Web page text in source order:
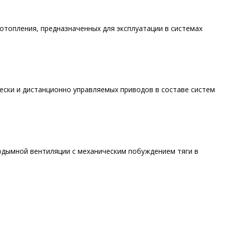
предназначенных для эксплуатации в системах
и дистанционно управляемых приводов в составе систем
вентиляции с механическим побуждением тяги в